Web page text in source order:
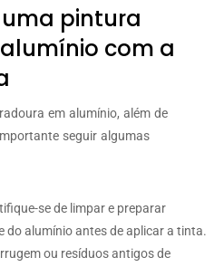
pintura
com a
em alumínio, além de
seguir algumas
se de limpar e preparar
do alumínio antes de aplicar a tinta.
ou resíduos antigos de